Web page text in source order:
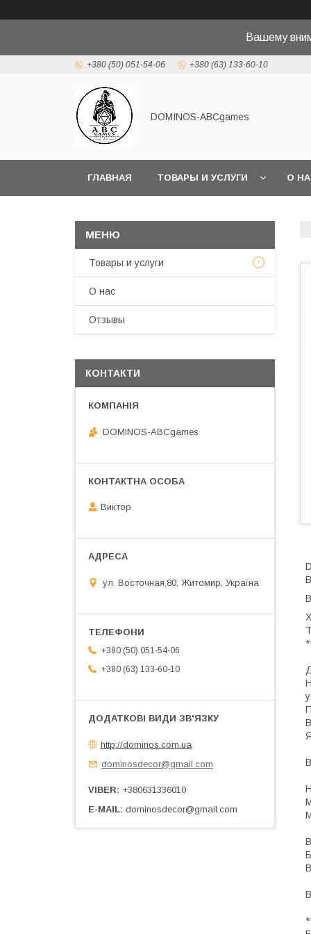
Вашему
+380 (50) 051-54-06 +380 (63) 133-60-10
DOMINOS-ABCgames
ГЛАВНАЯ ТОВАРЫ И УСЛУГИ О
Товары и услуги
О нас
Отзывы
КОНТАКТИ
DOMINOS-ABCgames
Виктор
ул. Восточная,80, Житомир, Україна
+380 (50) 051-54-06
+380 (63) 133-60-10
http://dominos.com.ua
dominosdecor@gmail.com
VIBER
+380631336010
E-MAIL dominosdecor@gmail.com